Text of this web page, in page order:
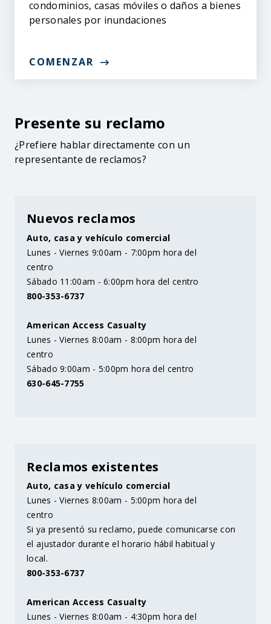
condominios, casas móviles o daños a bienes
personales por inundaciones
COMENZAR
Presente su reclamo
¿Prefiere hablar directamente con un
representante de reclamos?
Nuevos reclamos
Auto, casa y vehículo comercial
Lunes - Viernes 9:00am - 7:00pm hora del
centro
Sábado 11:00am - 6:00pm hora del centro
800-353-6737
American Access Casualty
Lunes - Viernes 8:00am - 8:00pm hora del
centro
Sábado 9:00am - 5:00pm hora del centro
630-645-7755
Reclamos existentes
Auto, casa y vehículo comercial
Lunes - Viernes 8:00am - 5:00pm hora del
centro
Si ya presentó su reclamo, puede comunicarse con
el ajustador durante el horario hábil habitual y
local.
800-353-6737
American Access Casualty
Lunes - Viernes 8:00am - 4:30pm hora del